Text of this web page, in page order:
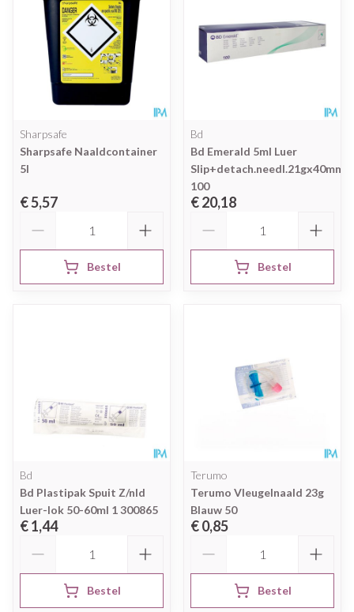
Sharpsafe
Sharpsafe Naaldcontainer
5l
€ 5,57
Bestel
Bd
Bd Emerald 5ml Luer
Slip+detach.needl.21gx40mm
100
€ 20,18
Bestel
Bd
Bd Plastipak Spuit Z/nld
Luer-lok 50-60ml 1 300865
€ 1,44
Bestel
Terumo
Terumo Vleugelnaald 23g
Blauw 50
€ 0,85
Bestel